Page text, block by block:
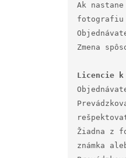
Ak
fotografiu
Zmena
Žiadna z
známka